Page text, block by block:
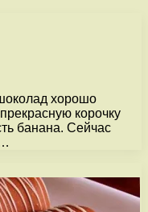
хорошо
корочку
банана. Сейчас